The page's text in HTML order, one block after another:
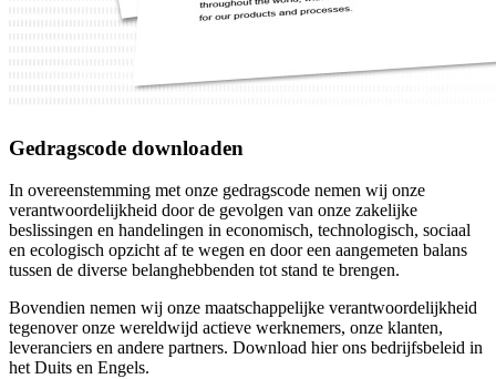
Gedragscode downloaden
In overeenstemming met onze gedragscode nemen wij onze
verantwoordelijkheid door de gevolgen van onze zakelijke
beslissingen en handelingen in economisch, technologisch, sociaal
en ecologisch opzicht af te wegen en door een aangemeten balans
tussen de diverse belanghebbenden tot stand te brengen.
Bovendien nemen wij onze maatschappelijke verantwoordelijkheid
tegenover onze wereldwijd actieve werknemers, onze klanten,
leveranciers en andere partners. Download hier ons bedrijfsbeleid in
het Duits en Engels.